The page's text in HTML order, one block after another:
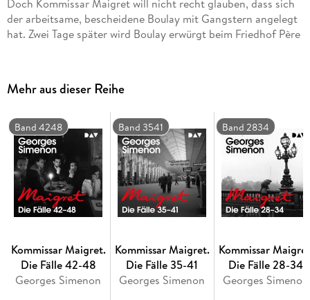
Doch Kommissar Maigret will nicht recht glauben, dass sich
der arbeitsame, bescheidene Boulay mit Gangstern angelegt
hat. Zwei Tage später wird Boulay erwürgt beim Friedhof Père
hat, ist er vollkommen verblüfft und lässt dann seinen
Gefühlen endgültig freien Lauf.
Maigrets 61. Fall spielt im 9. Arrondissement von Paris.
Mehr aus dieser Reihe
Band 4248
Kommissar Maigret.
Die Fälle 42-48
Georges Simenon
Band 3541
Kommissar Maigret.
Die Fälle 35-41
Georges Simenon
Band 2834
Kommissar
Die Fälle 28-34
Georges Simenon